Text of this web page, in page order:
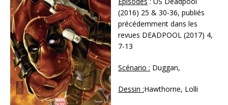
(2016) 25 & 30-36, publiés
précédemment dans les
revues DEADPOOL (2017) 4,
7-13
Scénario : Duggan,
Dessin :Hawthorne, Lolli